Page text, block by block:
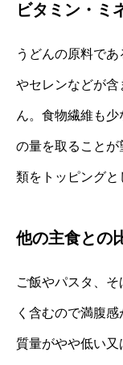
ビタミン・ミ
うどんの原料で
やセレンなどが
ん。食物繊維も
の量を取ることが
類をトッピングと
他の主食との
ご飯やパスタ、
く含むので満腹
質量がやや低い